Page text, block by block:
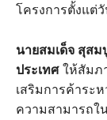
โครงการตั้งแต่
นายสมเด็จ สุส
ประเทศให้สัมภ
เสริมการค้าระ
ความสามารถใ